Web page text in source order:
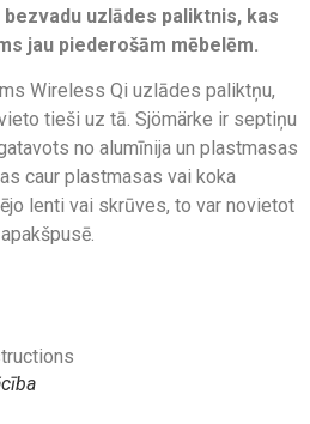
uzlādes paliktnis, kas
jau piederošām mēbelēm.
Wireless Qi uzlādes paliktņu,
tieši uz tā. Sjömärke ir septiņu
no alumīnija un plastmasas
caur plastmasas vai koka
lenti vai skrūves, to var novietot